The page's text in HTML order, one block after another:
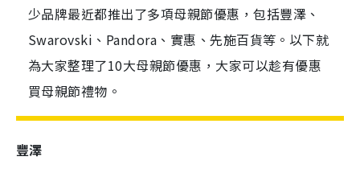
少品牌最近都推出了多項母親節優惠，包括豐澤、
Swarovski、Pandora、實惠、先施百貨等。以下就
為大家整理了10大母親節優惠，大家可以趁有優惠
買母親節禮物。
豐澤